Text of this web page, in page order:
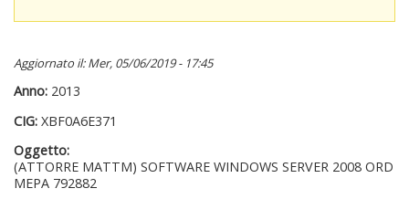
Aggiornato il: Mer, 05/06/2019 - 17:45
Anno: 2013
CIG: XBF0A6E371
Oggetto:
(ATTORRE MATTM) SOFTWARE WINDOWS SERVER 2008 ORD
MEPA 792882